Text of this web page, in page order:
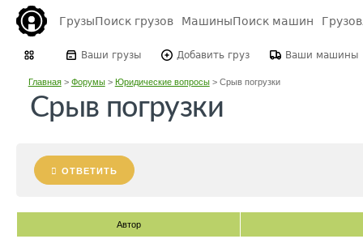
ГрузыПоиск грузов МашиныПоиск машин
Ваши грузы Добавить груз Ваши машины
Главная> Форумы> Юридические вопросы> Срыв погрузки
Срыв погрузки
ОТВЕТИТЬ
Автор